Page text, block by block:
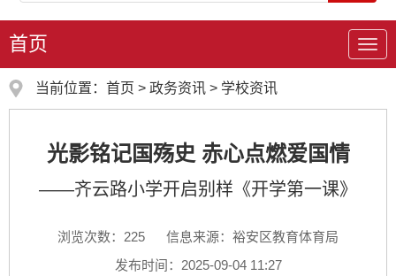
导
首页
当前位置： 首页 > 政务资讯 > 学校资讯
光影铭记国殇史 赤心点燃爱国情
——齐云路小学开启别样《开学第一课》
浏览次数： 225
信息来源：裕安区教育体育局
发布时间：2025-09-04 11:27